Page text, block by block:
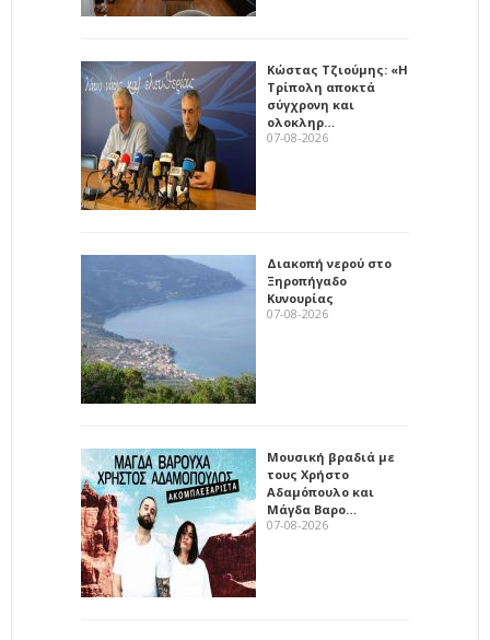
Κώστας Τζιούμης: «Η
Τρίπολη αποκτά
σύγχρονη και
ολοκληρ…
07-08-2026
Διακοπή νερού στο
Ξηροπήγαδο
Κυνουρίας
07-08-2026
Μουσική βραδιά με
τους Χρήστο
Αδαμόπουλο και
Μάγδα Βαρο…
07-08-2026